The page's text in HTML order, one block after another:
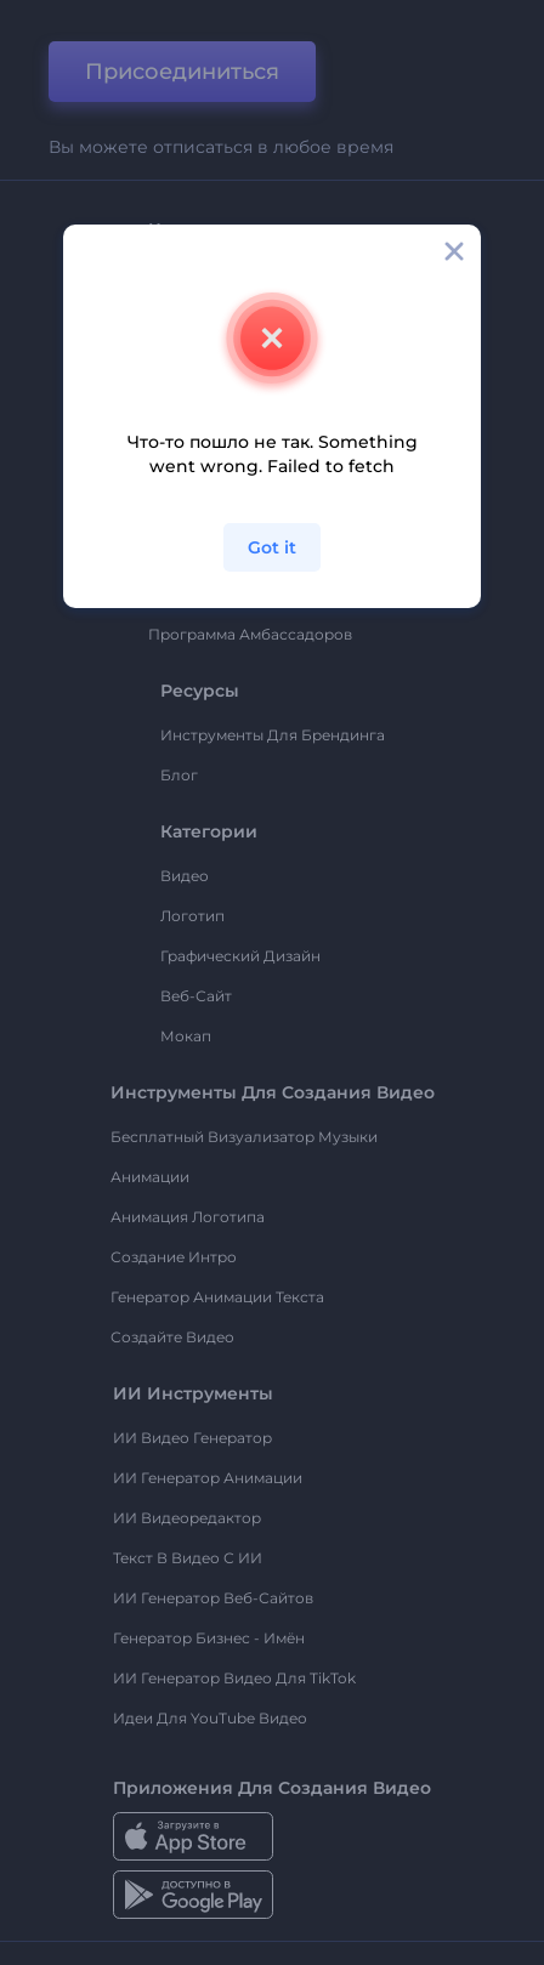
Присоединиться
Вы можете отписаться в любое время
Компания
Свяжитесь С Нами
Помощь И Поддержка
Партнерская Программа
Политика Конфиденциальности
Программа Амбассадоров
Ресурсы
Инструменты Для Брендинга
Блог
Категории
Видео
Логотип
Графический Дизайн
Веб-Сайт
Мокап
Инструменты Для Создания Видео
Бесплатный Визуализатор Музыки
Анимации
Анимация Логотипа
Создание Интро
Генератор Анимации Текста
Создайте Видео
ИИ Инструменты
ИИ Видео Генератор
ИИ Генератор Анимации
ИИ Видеоредактор
Текст В Видео С ИИ
ИИ Генератор Веб-Сайтов
Генератор Бизнес - Имён
ИИ Генератор Видео Для TikTok
Идеи Для YouTube Видео
Приложения Для Создания Видео
Что-то пошло не так. Something
went wrong. Failed to fetch
Got it